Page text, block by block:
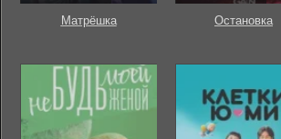
Матрёшка Остановка